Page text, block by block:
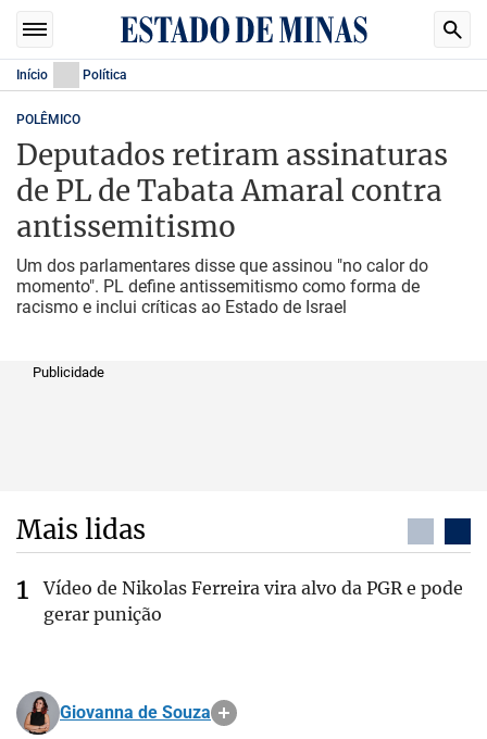
Início Política
POLÊMICO
Deputados retiram assinaturas
de PL de Tabata Amaral contra
antissemitismo
Um dos parlamentares disse que assinou "no calor do
momento". PL define antissemitismo como forma de
racismo e inclui críticas ao Estado de Israel
Publicidade
Mais lidas
Vídeo de Nikolas Ferreira vira alvo da PGR e pode
gerar punição
Giovanna de Souza